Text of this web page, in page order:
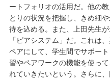
ートフォリオの活用だ。他の
とりの状況を把握し、きめ細
待を込める。また、上田先生
「ピアシステム」だ。これは
ペアにして、学生間でサポー
習やペアワークの機能を使っ
れていきたいという。さらに